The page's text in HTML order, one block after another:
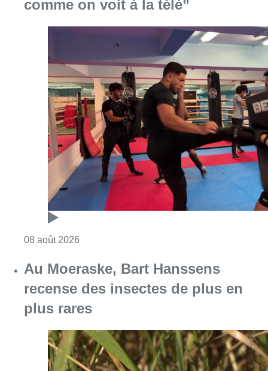
08 août 2026Consulter l'article "Un nouveau club de
Au Moeraske, Bart Hanssens
recense des insectes de plus en
plus rares